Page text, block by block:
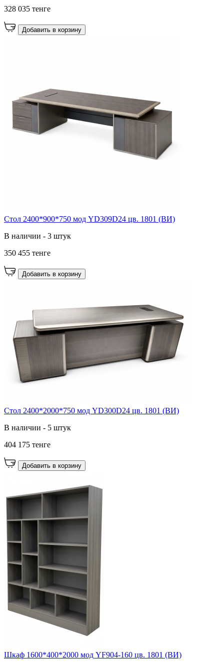
328 035 тенге
Добавить в корзину
Стол 2400*900*750 мод YD309D24 цв. 1801 (ВИ)
В наличии - 3 штук
350 455 тенге
Добавить в корзину
Стол 2400*2000*750 мод YD300D24 цв. 1801 (ВИ)
В наличии - 5 штук
404 175 тенге
Добавить в корзину
Шкаф 1600*400*2000 мод YF904-160 цв. 1801 (ВИ)